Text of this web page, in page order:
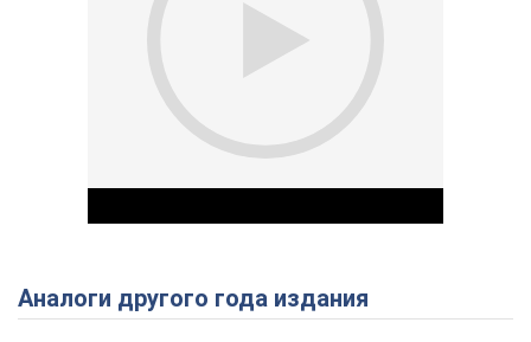
Аналоги другого года издания